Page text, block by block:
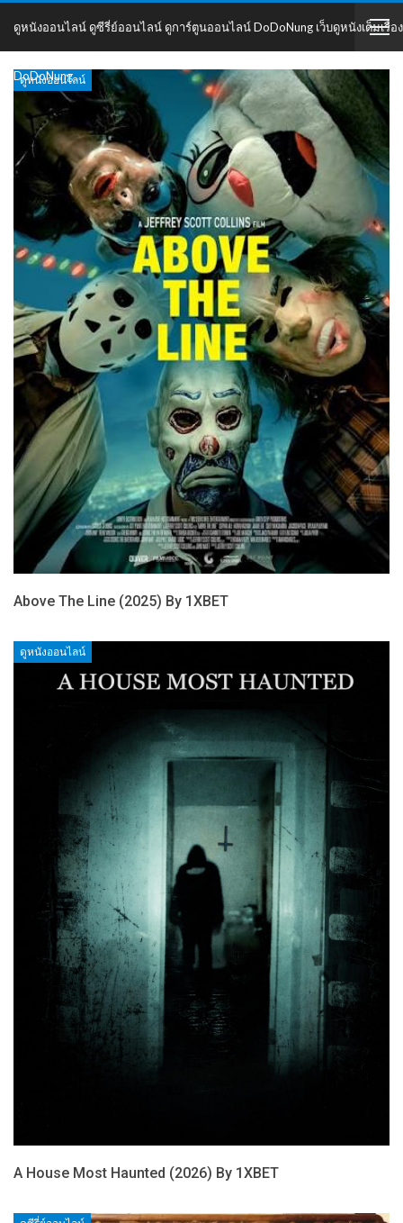
ดูหนังออนไลน์ ดูซีรี่ย์ออนไลน์ ดูการ์ตูนออนไลน์ DoDoNung เว็บดูหนังเต็มเรื่อง
DoDoNung
ดูหนังออนไลน์
Above The Line (2025) By 1XBET
ดูหนังออนไลน์
A House Most Haunted (2026) By 1XBET